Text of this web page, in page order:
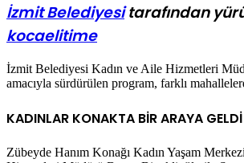
İzmit Belediyesitarafından
kocaelitime
İzmit Belediyesi Kadın ve Aile Hizmetleri
amacıyla sürdürülen program, farklı
KADINLAR KONAKTA BİR ARAYA GELDİ
Zübeyde Hanım Konağı Kadın Yaşam